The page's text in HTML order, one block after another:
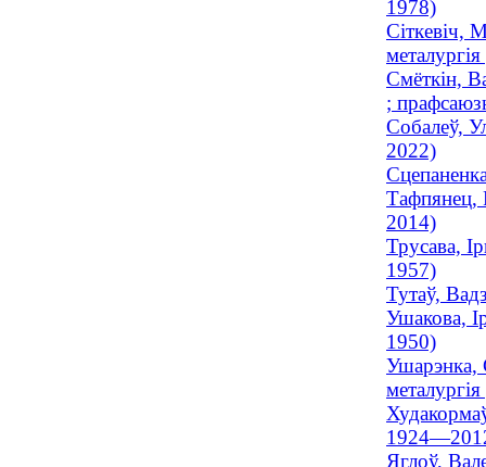
1978)
Сіткевіч,
Смёткін,
;
Собалеў,
2022)
Тафпянец,
2014)
Трусава,
1957)
Тутаў,
Ушакова,
1950)
Ушарэнка,
Яглоў,